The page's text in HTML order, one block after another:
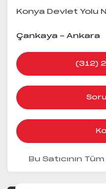
Konya Devlet Yolu
Çankaya - Ankara
(312)
Bu Satıcının